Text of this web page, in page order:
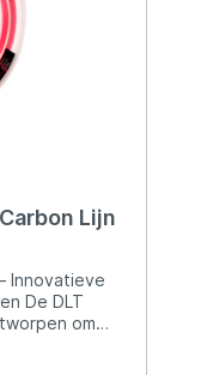
Lijn
Innovatieve
om